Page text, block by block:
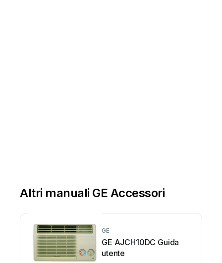
Altri manuali GE Accessori
GE
GE AJCH10DC Guida
utente